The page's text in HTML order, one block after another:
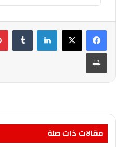
لينكدإن
طباعة
مقالات ذات صلة